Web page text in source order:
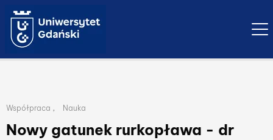
Nowy gatunek rurkopława - dr
Lista przynależnych kategorii publikacji
Współpraca , Nauka